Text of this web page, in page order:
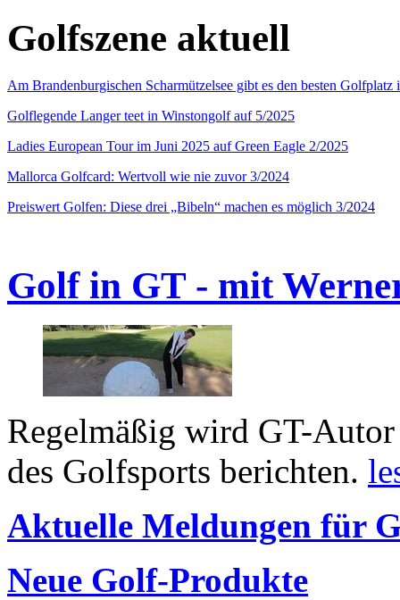
Golfszene aktuell
Am Brandenburgischen Scharmützelsee gibt es den besten
Golflegende Langer teet in Winstongolf auf 5/2025
Ladies European Tour im Juni 2025 auf Green Eagle 2/2025
Mallorca Golfcard: Wertvoll wie nie zuvor 3/2024
Preiswert Golfen: Diese drei „Bibeln“ machen es möglich 3/2024
Golf in GT - mit
Regelmäßig wird GT-
des Golfsports berichten.
Aktuelle Meldungen für
Neue Golf-Produkte